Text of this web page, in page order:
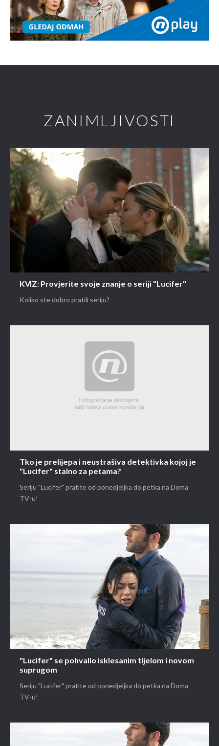
ZANIMLJIVOSTI
KVIZ: Provjerite svoje znanje o seriji "Lucifer"
Koliko ste dobro pratili seriju?
Tko je prelijepa i neustrašiva detektivka kojoj je
"Lucifer" stalno za petama?
Seriju "Lucifer" pratite od ponedjeljka do petka na Doma
TV-u!
"Lucifer" se pohvalio isklesanim tijelom i novom
suprugom
Seriju "Lucifer" pratite od ponedjeljka do petka na Doma
TV-u!